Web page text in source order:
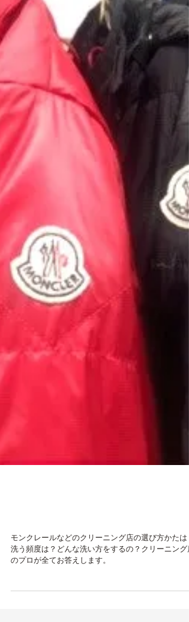
毎度有難うございます。都内目黒区を中心にご愛顧
いておりますクリーニングミハシです。 本日はシミ
きでよくあるインクについてご紹介致します。どん
シミもしっかりシミを落とすにはファーストタッチ
とても大事でインクの場合は顕著です。